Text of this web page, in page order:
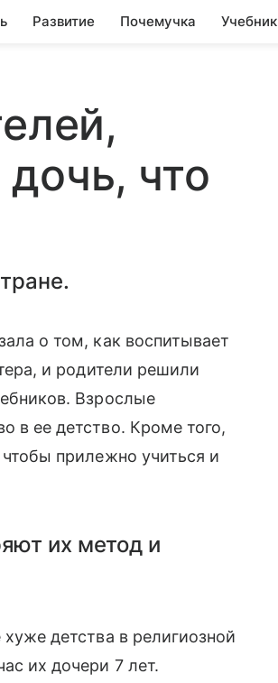
Развитие Почемучка Учебник
что
о том, как воспитывает
и родители решили
Взрослые
в ее детство. Кроме того,
прилежно учиться и
их метод и
детства в религиозной
их дочери 7 лет.